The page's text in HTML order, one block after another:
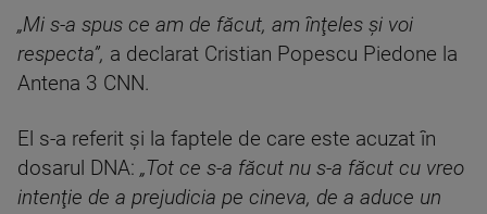
„Mi s-a spus ce am de făcut, am înţeles şi voi
respecta”, a declarat Cristian Popescu Piedone la
Antena 3 CNN.
El s-a referit şi la faptele de care este acuzat în
dosarul DNA: „Tot ce s-a făcut nu s-a făcut cu vreo
intenţie de a prejudicia pe cineva, de a aduce un